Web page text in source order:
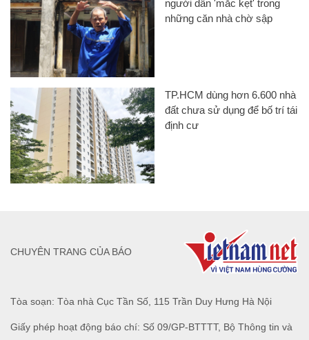
người dân 'mắc kẹt' trong
những căn nhà chờ sập
TP.HCM dùng hơn 6.600 nhà
đất chưa sử dụng để bố trí tái
định cư
Tòa soạn: Tòa nhà Cục Tần Số, 115 Trần Duy Hưng Hà Nội
Giấy phép hoạt động báo chí: Số 09/GP-BTTTT, Bộ Thông tin và
CHUYÊN TRANG CỦA BÁO